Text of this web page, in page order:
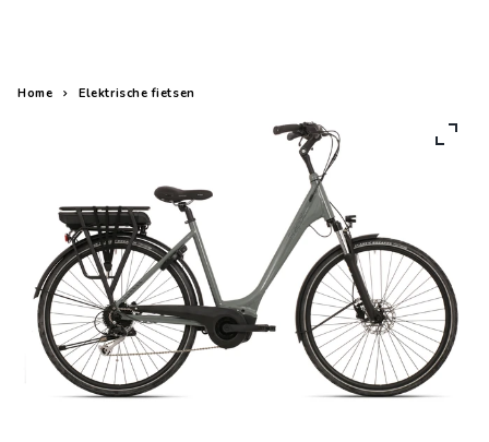
Home Elektrische fietsen